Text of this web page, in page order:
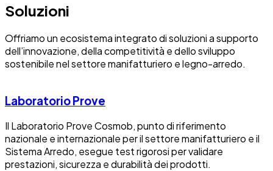
Soluzioni
Offriamo un ecosistema integrato di soluzioni a supporto
dell’innovazione, della competitività e dello sviluppo
sostenibile nel settore manifatturiero e legno-arredo.
Laboratorio Prove
Il Laboratorio Prove Cosmob, punto di riferimento
nazionale e internazionale per il settore manifatturiero e il
Sistema Arredo, esegue test rigorosi per validare
prestazioni, sicurezza e durabilità dei prodotti.